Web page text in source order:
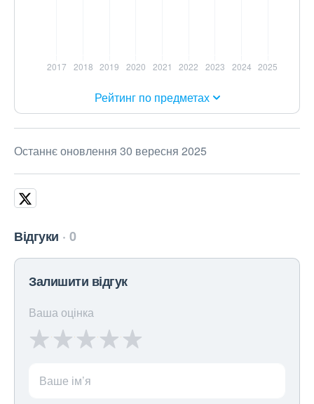
Рейтинг по предметах
Останнє оновлення 30 вересня 2025
Відгуки 0
Залишити відгук
Ваша оцінка
Ваше ім’я